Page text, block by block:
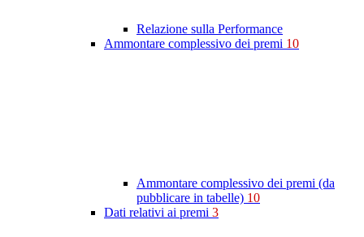
Relazione sulla Performance
Ammontare complessivo dei premi 10
Ammontare complessivo dei premi (da
pubblicare in tabelle) 10
Dati relativi ai premi 3